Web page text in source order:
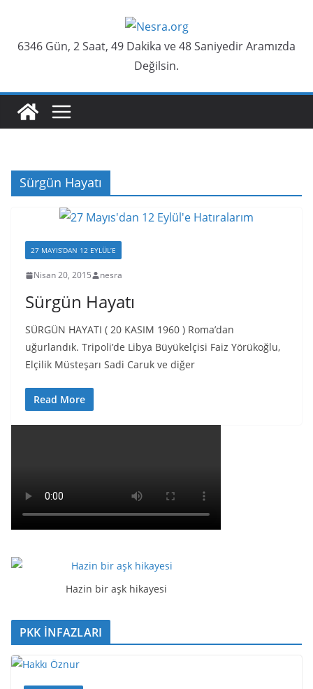
content
6346 Gün, 2 Saat, 49 Dakika ve 48 Saniyedir Aramızda
Değilsin.
Sürgün Hayatı
27 MAYIS’DAN 12 EYLÜL’E
Nisan 20, 2015 nesra
Sürgün Hayatı
SÜRGÜN HAYATI ( 20 KASIM 1960 ) Roma’dan
uğurlandık. Tripoli’de Libya Büyükelçisi Faiz Yörükoğlu,
Elçilik Müsteşarı Sadi Caruk ve diğer
Read More
Hazin bir aşk hikayesi
PKK İNFAZLARI